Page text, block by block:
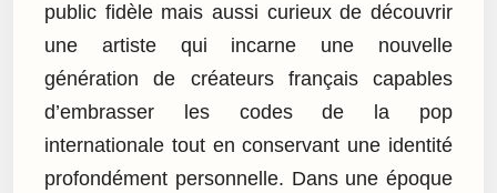
public fidèle mais aussi curieux de découvrir
une artiste qui incarne une nouvelle
génération de créateurs français capables
d’embrasser les codes de la pop
internationale tout en conservant une identité
profondément personnelle. Dans une époque